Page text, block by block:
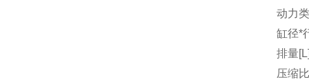
动力
缸径*
排量
压缩比